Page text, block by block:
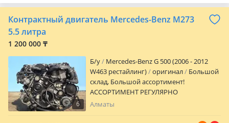
0
Контрактный двигатель Mercedes-Benz M273
5.5 литра
1 200 000 ₸
6
Б/y
Mercedes-Benz G 500 (2006 - 2012
W463 рестайлинг)
оригинал
Большой
склад, Большой ассортимент!
АССОРТИМЕНТ РЕГУЛЯРНО
ОБНОВЛЯЕТСЯ. НОВЫЕ ЗАВОЗЫ!
Алматы